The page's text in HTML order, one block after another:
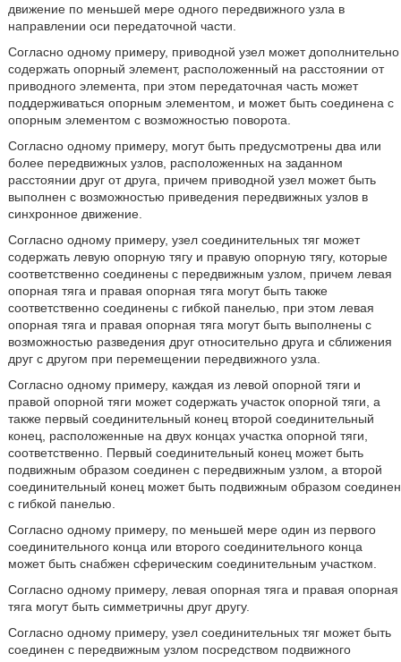
движение по меньшей мере одного передвижного узла в
направлении оси передаточной части.
Согласно одному примеру, приводной узел может дополнительно
содержать опорный элемент, расположенный на расстоянии от
приводного элемента, при этом передаточная часть может
поддерживаться опорным элементом, и может быть соединена с
опорным элементом с возможностью поворота.
Согласно одному примеру, могут быть предусмотрены два или
более передвижных узлов, расположенных на заданном
расстоянии друг от друга, причем приводной узел может быть
выполнен с возможностью приведения передвижных узлов в
синхронное движение.
Согласно одному примеру, узел соединительных тяг может
содержать левую опорную тягу и правую опорную тягу, которые
соответственно соединены с передвижным узлом, причем левая
опорная тяга и правая опорная тяга могут быть также
соответственно соединены с гибкой панелью, при этом левая
опорная тяга и правая опорная тяга могут быть выполнены с
возможностью разведения друг относительно друга и сближения
друг с другом при перемещении передвижного узла.
Согласно одному примеру, каждая из левой опорной тяги и
правой опорной тяги может содержать участок опорной тяги, а
также первый соединительный конец второй соединительный
конец, расположенные на двух концах участка опорной тяги,
соответственно. Первый соединительный конец может быть
подвижным образом соединен с передвижным узлом, а второй
соединительный конец может быть подвижным образом соединен
с гибкой панелью.
Согласно одному примеру, по меньшей мере один из первого
соединительного конца или второго соединительного конца
может быть снабжен сферическим соединительным участком.
Согласно одному примеру, левая опорная тяга и правая опорная
тяга могут быть симметричны друг другу.
Согласно одному примеру, узел соединительных тяг может быть
соединен с передвижным узлом посредством подвижного